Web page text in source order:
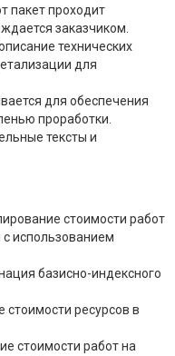
пакет проходит
заказчиком.
технических
для
для обеспечения
проработки.
тексты и
стоимости работ
использованием
базисно-индексного
ресурсов в
стоимости работ на